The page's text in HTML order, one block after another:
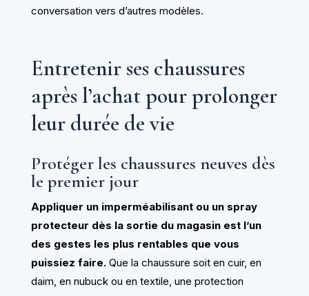
conversation vers d’autres modèles.
Entretenir ses chaussures
après l’achat pour prolonger
leur durée de vie
Protéger les chaussures neuves dès
le premier jour
Appliquer un imperméabilisant ou un spray
protecteur dès la sortie du magasin est l’un
des gestes les plus rentables que vous
puissiez faire.Que la chaussure soit en cuir, en
daim, en nubuck ou en textile, une protection